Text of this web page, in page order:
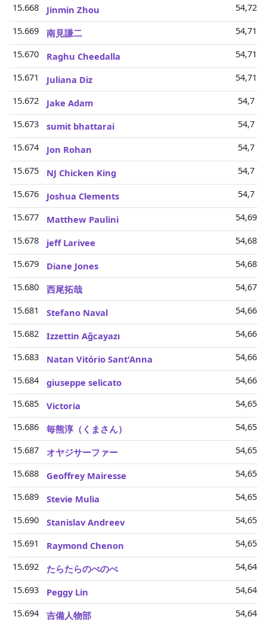
15.668
Jinmin Zhou
54,72
15.669
南見謙二
54,71
15.670
Raghu Cheedalla
54,71
15.671
Juliana Diz
54,71
15.672
Jake Adam
54,7
15.673
sumit bhattarai
54,7
15.674
Jon Rohan
54,7
15.675
NJ Chicken King
54,7
15.676
Joshua Clements
54,7
15.677
Matthew Paulini
54,69
15.678
jeff Larivee
54,68
15.679
Diane Jones
54,68
15.680
西尾拓哉
54,67
15.681
Stefano Naval
54,66
15.682
Izzettin Ağcayazı
54,66
15.683
Natan Vitório Sant'Anna
54,66
15.684
giuseppe selicato
54,66
15.685
Victoria
54,65
15.686
毎熊淳（くまさん）
54,65
15.687
オヤジサーファー
54,65
15.688
Geoffrey Mairesse
54,65
15.689
Stevie Mulia
54,65
15.690
Stanislav Andreev
54,65
15.691
Raymond Chenon
54,65
15.692
たらたらのべのべ
54,64
15.693
Peggy Lin
54,64
15.694
吉備人物部
54,64